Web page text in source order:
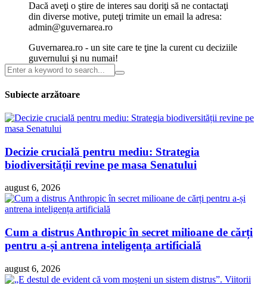
Dacă aveţi o ştire de interes sau doriţi să ne contactaţi
din diverse motive, puteţi trimite un email la adresa:
admin@guvernarea.ro
Guvernarea.ro - un site care te ţine la curent cu deciziile
guvernului şi nu numai!
Subiecte arzătoare
Decizie crucială pentru mediu: Strategia
biodiversității revine pe masa Senatului
august 6, 2026
Cum a distrus Anthropic în secret milioane de cărți
pentru a-și antrena inteligența artificială
august 6, 2026